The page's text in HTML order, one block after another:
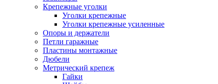
Крепежные уголки
Уголки крепежные
Уголки крепежные усиленные
Опоры и держатели
Петли гаражные
Пластины монтажные
Дюбели
Метрический крепеж
Гайки